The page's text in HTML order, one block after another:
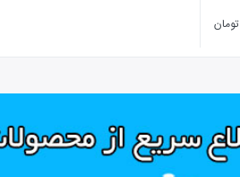
تومان